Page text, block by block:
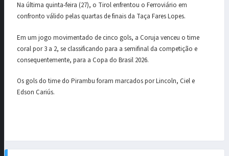
Na última quinta-feira (27), o Tirol enfrentou o Ferroviário em
confronto válido pelas quartas de finais da Taça Fares Lopes.
Em um jogo movimentado de cinco gols, a Coruja venceu o time
coral por 3 a 2, se classificando para a semifinal da competição e
consequentemente, para a Copa do Brasil 2026.
Os gols do time do Pirambu foram marcados por Lincoln, Ciel e
Edson Cariús.